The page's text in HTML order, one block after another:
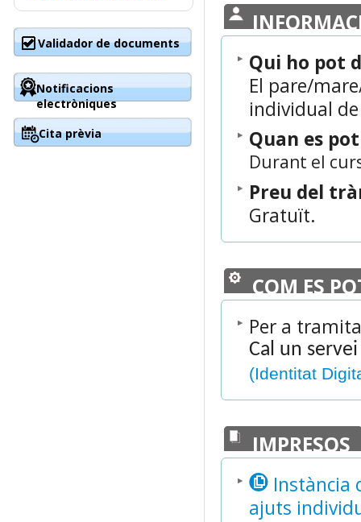
Qui ho pot
El pare/
individual
Quan es
Durant el
Preu del
Gratuït.
COM ES
Per a
Cal un
(Identitat
IMPRESOS
Instància
ajuts
Validador de documents
Notificacions
electròniques
Cita prèvia